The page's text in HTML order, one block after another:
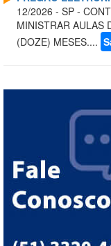
12/2026 - SP -
MINISTRAR AULAS
(DOZE) MESES....